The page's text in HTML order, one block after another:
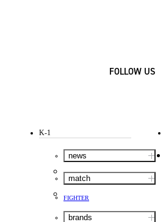
FOLLOW US
K-1
news
match
FIGHTER
brands